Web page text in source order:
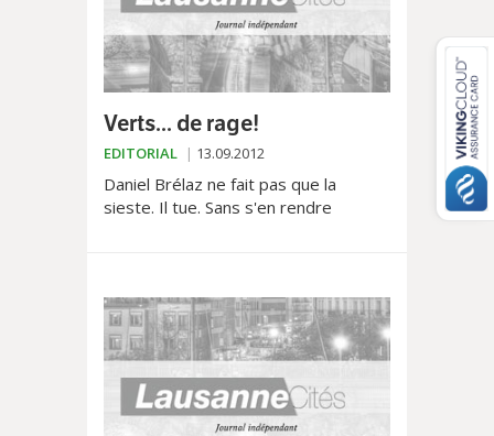
Verts... de rage!
EDITORIAL 13.09.2012
Daniel Brélaz ne fait pas que la
sieste. Il tue. Sans s'en rendre